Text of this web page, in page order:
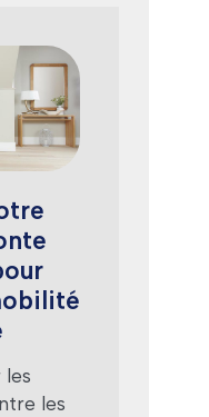
les
les